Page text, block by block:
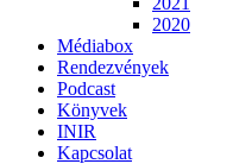
2020
Médiabox
Rendezvények
Podcast
Könyvek
INIR
Kapcsolat